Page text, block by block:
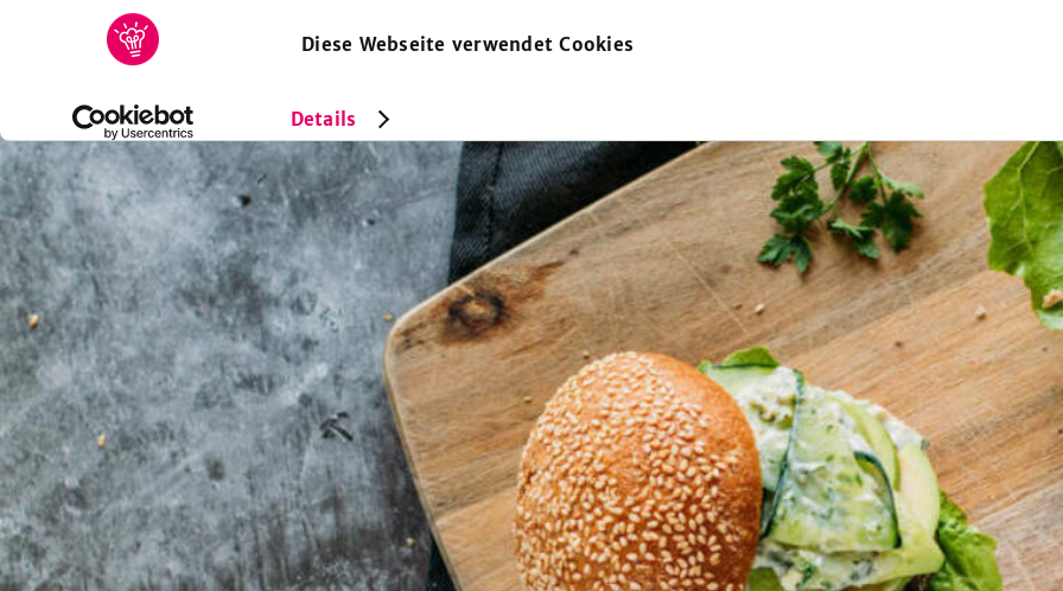
Diese Webseite verwendet Cookies
Details
REZEPTE SAMMLUNGEN MAGAZIN